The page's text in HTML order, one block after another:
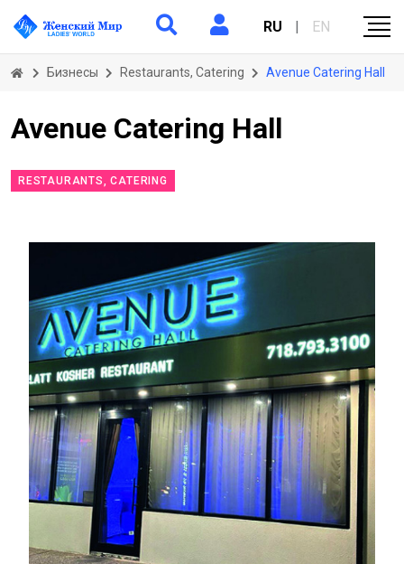
RU | EN
Бизнесы Restaurants, Catering Avenue Саtering Hall
Avenue Саtering Hall
RESTAURANTS, CATERING